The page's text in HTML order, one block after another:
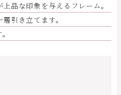
品な印象を与えるフレーム。
引き立てます。